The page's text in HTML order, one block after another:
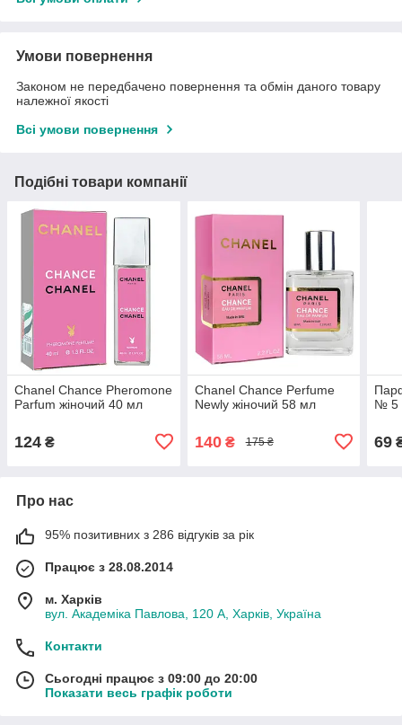
Умови повернення
Законом не передбачено повернення та обмін даного товару
належної якості
Всі умови повернення
Подібні товари компанії
Chanel Chance Pheromone
Parfum жіночий 40 мл
124 ₴
Chanel Chance Perfume
Newly жіночий 58 мл
140₴ 175 ₴
№ 5
69
Про нас
95% позитивних з 286 відгуків за рік
Працює з 28.08.2014
м. Харків
вул. Академіка Павлова, 120 А, Харків, Україна
Контакти
Сьогодні працює з 09:00 до 20:00
Показати весь графік роботи